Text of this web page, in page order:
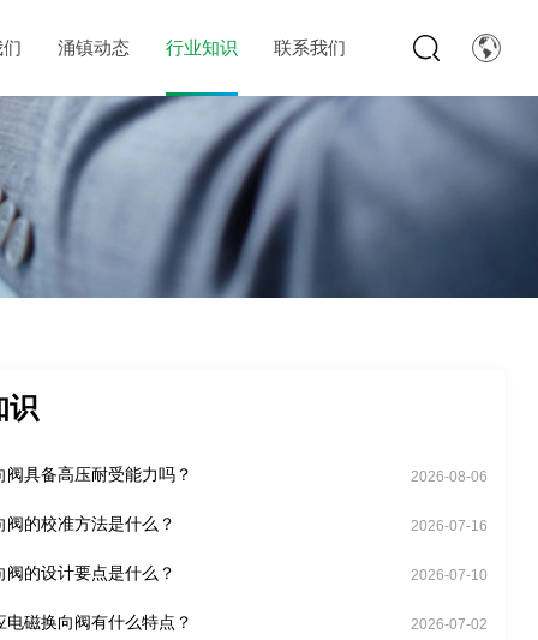
涌镇动态 行业知识 联系我们
识
阀具备高压耐受能力吗？ 2026-08-06
阀的校准方法是什么？ 2026-07-16
阀的设计要点是什么？ 2026-07-10
电磁换向阀有什么特点？ 2026-07-02